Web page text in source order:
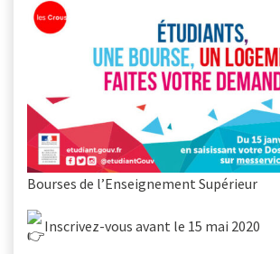
Bourses de l’Enseignement Supérieur
Inscrivez-vous avant le 15 mai 2020